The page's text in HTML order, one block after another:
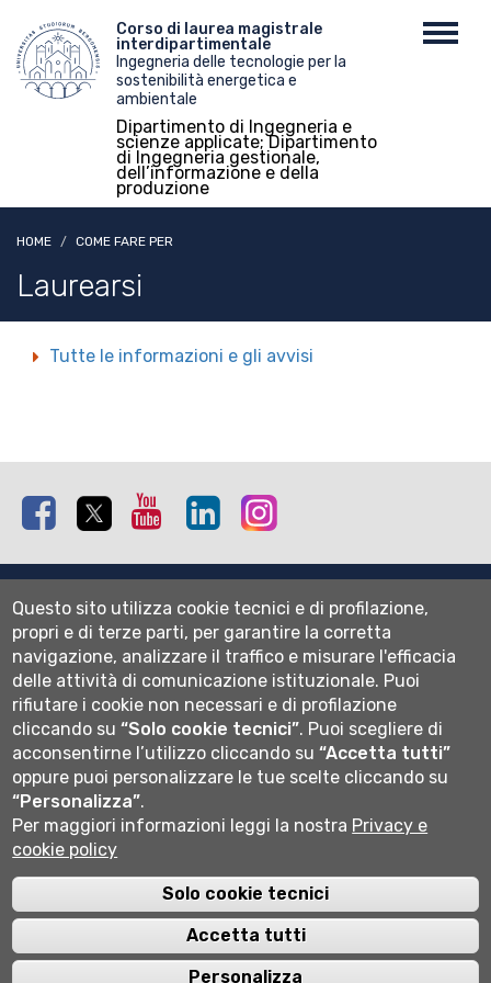
contenuto
principale
Menu
top
Corso di laurea magistrale
interdipartimentale
Ingegneria delle tecnologie per la
sostenibilità energetica e
ambientale
Dipartimento di Ingegneria e
scienze applicate; Dipartimento
di Ingegneria gestionale,
dell’informazione e della
produzione
HOME COME FARE PER
Laurearsi
Tutte le informazioni e gli avvisi
Facebook Twitter Youtube Linkedin
Mappa del sito
Normativa cookie
Informativa privacy
Cookie settings
Wi-fi
Webmail
Università degli studi di Bergamo
Cod. Fiscale 80004350163
P.IVA 01612800167
Centralino 035 2052111
Questo sito utilizza cookie tecnici e di profilazione,
propri e di terze parti, per garantire la corretta
navigazione, analizzare il traffico e misurare l'efficacia
delle attività di comunicazione istituzionale. Puoi
rifiutare i cookie non necessari e di profilazione
cliccando su“Solo cookie tecnici”. Puoi scegliere di
acconsentirne l’utilizzo cliccando su“Accetta tutti”
oppure puoi personalizzare le tue scelte cliccando su
“Personalizza”.
Per maggiori informazioni leggi la nostra Privacy e
cookie policy
Solo cookie tecnici
Accetta tutti
Personalizza